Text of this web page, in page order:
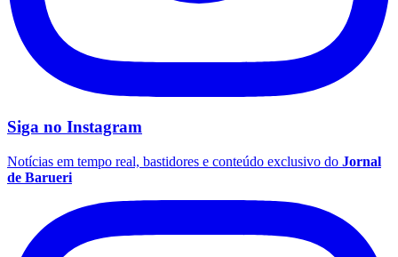
Siga no Instagram
Notícias em tempo real, bastidores e conteúdo exclusivo do Jornal
de Barueri